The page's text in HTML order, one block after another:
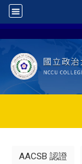
AACSB 認證